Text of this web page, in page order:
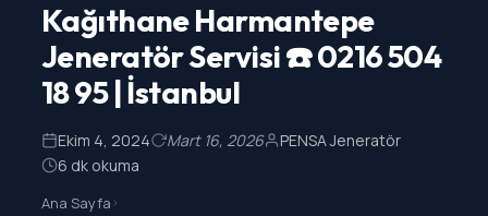
Kağıthane Harmantepe
Jeneratör Servisi ☎️ 0216 504
18 95 | İstanbul
Ekim 4, 2024 Mart 16, 2026
PENSA Jeneratör
6 dk okuma
Ana Sayfa>